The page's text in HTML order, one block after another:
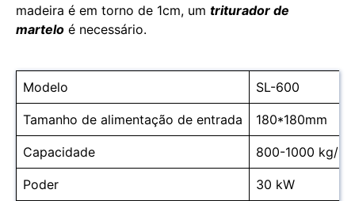
madeira é em torno de 1cm, um triturador de
martelo é necessário.
Modelo SL-600
Tamanho de alimentação de entrada 180*180mm
Capacidade 800-1000 kg/
Poder 30 kW